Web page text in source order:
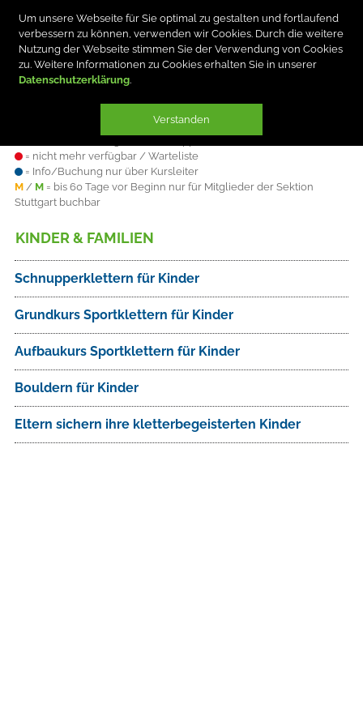
Um unsere Webseite für Sie optimal zu gestalten und fortlaufend
verbessern zu können, verwenden wir Cookies. Durch die weitere
Nutzung der Webseite stimmen Sie der Verwendung von Cookies
zu. Weitere Informationen zu Cookies erhalten Sie in unserer
Datenschutzerklärung
Verstanden
= nicht mehr verfügbar / Warteliste
= Info/Buchung nur über Kursleiter
M/ M= bis 60 Tage vor Beginn nur für Mitglieder der Sektion
Stuttgart buchbar
KINDER & FAMILIEN
Schnupperklettern für Kinder
Grundkurs Sportklettern für Kinder
Aufbaukurs Sportklettern für Kinder
Bouldern für Kinder
Eltern sichern ihre kletterbegeisterten Kinder